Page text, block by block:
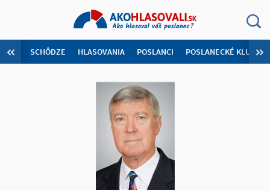
SCHÔDZE HLASOVANIA POSLANCI POSLANECKÉ KLUBY